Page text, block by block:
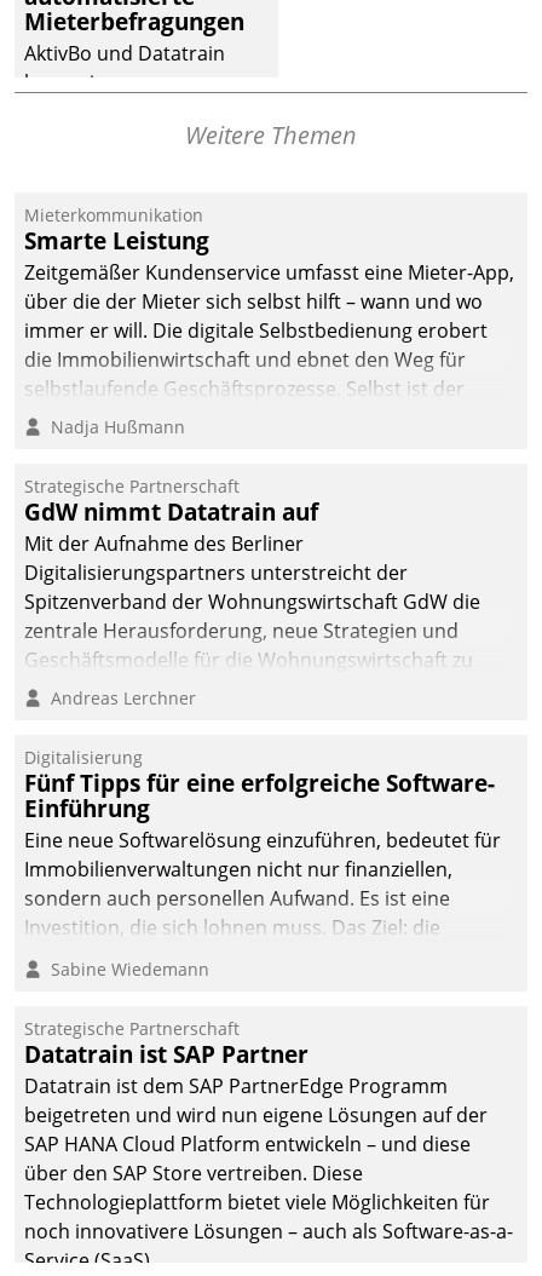
den Weg vom
Mieteranliegen zum
Dienstleisterauftrag.
Mieterbefragungen
AktivBo und Datatrain
kooperieren –
profitieren: Die nahtlose
Datatrain ermöglicht
automatisiert ausgelöste,
zielgerichtete
Mieterbefragungen – eine
starke Grundlage für
intelligente,
Entscheidungen.
Weitere Themen
Mieterkommunikation
Smarte Leistung
Zeitgemäßer Kundenservice umfasst eine Mieter-App,
über die der Mieter sich selbst hilft – wann und wo
immer er will. Die digitale Selbstbedienung erobert
die Immobilienwirtschaft und ebnet den Weg für
selbstlaufende Geschäftsprozesse. Selbst ist der
Kunde und smart der Serviceanbieter.
Nadja Hußmann
Strategische Partnerschaft
GdW nimmt Datatrain auf
Mit der Aufnahme des Berliner
Digitalisierungspartners unterstreicht der
Spitzenverband der Wohnungswirtschaft GdW die
zentrale Herausforderung, neue Strategien und
Geschäftsmodelle für die Wohnungswirtschaft zu
entwickeln.
Andreas Lerchner
Digitalisierung
Fünf Tipps für eine erfolgreiche Software-
Einführung
Eine neue Softwarelösung einzuführen, bedeutet für
Immobilienverwaltungen nicht nur finanziellen,
sondern auch personellen Aufwand. Es ist eine
Investition, die sich lohnen muss. Das Ziel: die
nachhaltige Optimierung der Geschäftsabläufe. Damit
dieses Ziel erreicht wird, sollten einige Grundregeln
Sabine Wiedemann
Strategische Partnerschaft
Datatrain ist SAP Partner
Datatrain ist dem SAP PartnerEdge Programm
beigetreten und wird nun eigene Lösungen auf der
SAP HANA Cloud Platform entwickeln – und diese
über den SAP Store vertreiben. Diese
Technologieplattform bietet viele Möglichkeiten für
noch innovativere Lösungen – auch als Software-as-a-
Service (SaaS).